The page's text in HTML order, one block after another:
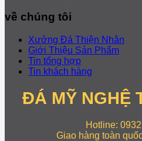
về chúng tôi
Xưởng Đá Thiện Nhân
Giới Thiệu Sản Phẩm
Tin tổng hợp
Tin khách hàng
ĐÁ MỸ NGHỆ
Hotline:
Giao hàng toàn